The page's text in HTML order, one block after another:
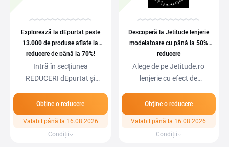
Explorează la dEpurtat peste
13.000de produse aflate la
reducerede până la 70%!
Intră în secțiunea
REDUCERI dEpurtat și
Obține o reducere
Valabil până la 16.08.2026
Condiții
Descoperă la Jetitude lenjerie
modelatoare cu până la 50%
reducere
Alege de pe Jetitude.ro
lenjerie cu efect de
Obține o reducere
Valabil până la 16.08.2026
Condiții